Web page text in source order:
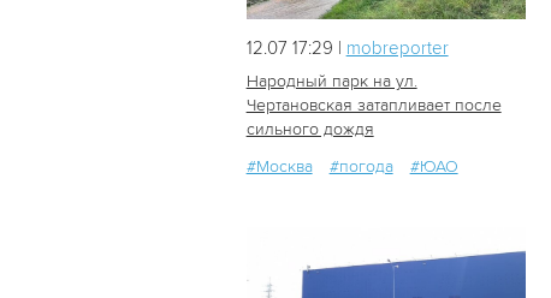
12.07 17:29 | mobreporter
Народный парк на ул.
Чертановская затапливает после
сильного дождя
#Москва
#погода #ЮАО